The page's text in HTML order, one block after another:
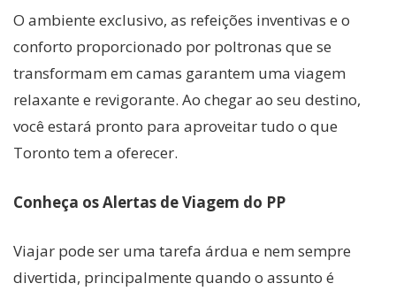
O ambiente exclusivo, as refeições inventivas e o
conforto proporcionado por poltronas que se
transformam em camas garantem uma viagem
relaxante e revigorante. Ao chegar ao seu destino,
você estará pronto para aproveitar tudo o que
Toronto tem a oferecer.
Conheça os Alertas de Viagem do PP
Viajar pode ser uma tarefa árdua e nem sempre
divertida, principalmente quando o assunto é